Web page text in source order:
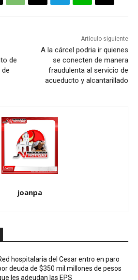
de
Artículo siguiente
A la cárcel podria ir quienes
se conecten de manera
fraudulenta al servicio de
acueducto y alcantarillado
joanpa
hospitalaria del Cesar entro en paro
deuda de $350 mil millones de pesos
les adeudan las EPS